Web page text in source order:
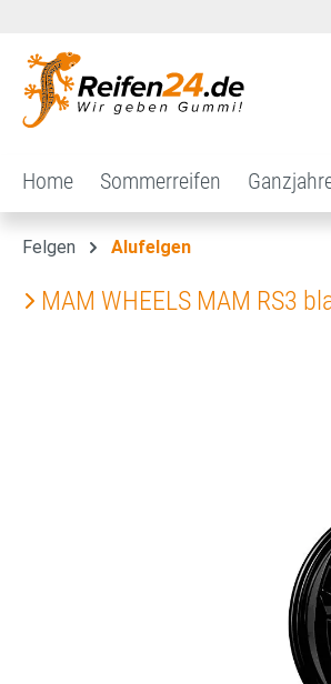
Home Sommerreifen
Felgen Alufelgen
MAM WHEELS MAM RS3